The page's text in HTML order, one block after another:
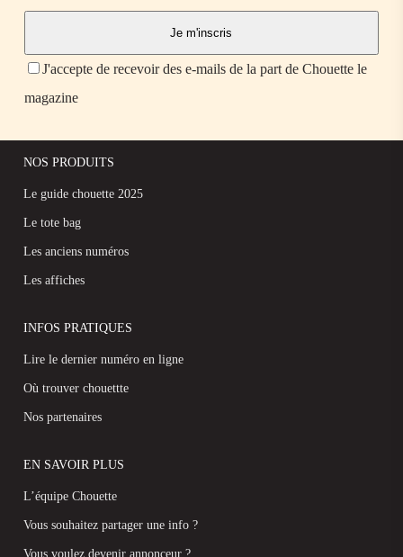
J'accepte de recevoir des e-mails de la part de Chouette le
magazine
NOS PRODUITS
Le guide chouette 2025
Le tote bag
Les anciens numéros
Les affiches
INFOS PRATIQUES
Lire le dernier numéro en ligne
Où trouver chouettte
Nos partenaires
EN SAVOIR PLUS
L’équipe Chouette
Vous souhaitez partager une info ?
Vous voulez devenir annonceur ?